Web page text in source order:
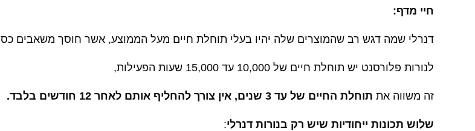
חיי מדף:
דנרלי שמה דגש רב שהמוצרים שלה יהיו בעלי תוחלת חיים מעל הממוצע, אשר חוסך משאבים
לנורות פלורסנט יש תוחלת חיים של 10,000 עד 15,000 שעות הפעילות,
זה משווה את תוחלת החיים של עד 3 שנים, אין צורך להחליף אותם לאחר 12 חודשים בלבד.
שלוש תכונות ייחודיות שיש רק בנורות דנרלי: